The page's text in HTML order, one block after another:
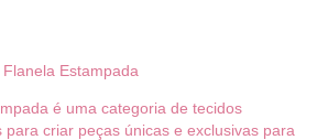
Flanela Estampada
é uma categoria de tecidos
para criar peças únicas e exclusivas para